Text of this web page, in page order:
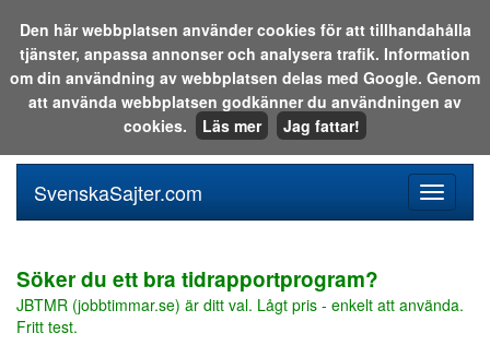
Sök i katalogen eller på webben:
meny
SvenskaSajter.com
Söker du ett bra tidrapportprogram?
JBTMR (jobbtimmar.se) är ditt val. Lågt pris - enkelt att använda.
Fritt test.
Den här webbplatsen använder cookies för att tillhandahålla
tjänster, anpassa annonser och analysera trafik. Information
om din användning av webbplatsen delas med Google. Genom
att använda webbplatsen godkänner du användningen av
cookies.
Läs mer Jag fattar!